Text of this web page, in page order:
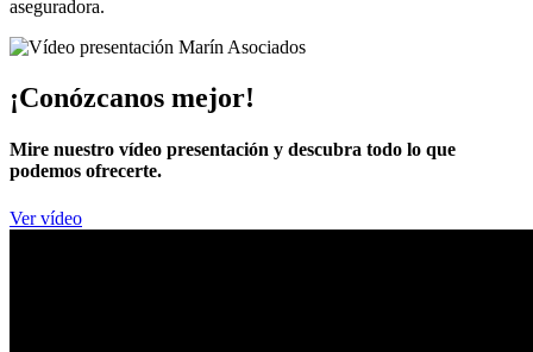
aseguradora.
¡Conózcanos mejor!
Mire nuestro vídeo presentación y descubra todo lo que
podemos ofrecerte.
Ver vídeo